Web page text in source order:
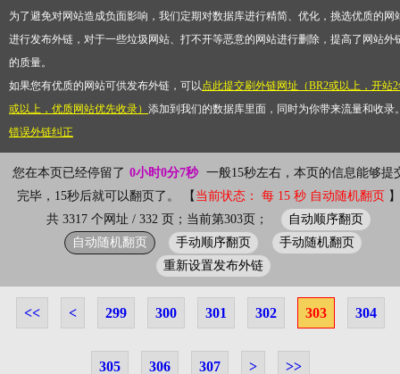
为了避免对网站造成负面影响，我们定期对数据库进行精简、优化，挑选优质的网
进行发布外链，对于一些垃圾网站、打不开等恶意的网站进行删除，提高了网站外
的质量。
如果您有优质的网站可供发布外链，可以点此提交刷外链网址（BR2或以上，开站
或以上，优质网站优先收录） 添加到我们的数据库里面，同时为你带来流量和收录
错误外链纠正
您在本页已经停留了 0小时0分7秒
一般15秒左右，本页的信息能够提
完毕，15秒后就可以翻页了。 【 当前状态： 每 15 秒 自动随机翻页 】
共 3317 个网址 / 332 页；当前第303页；
自动顺序翻页
自动随机翻页
手动顺序翻页
手动随机翻页
重新设置发布外链
<< < 299 300 301 302 303 304
305 306 307 > >>